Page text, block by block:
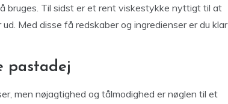
bruges. Til sidst er et rent viskestykke nyttigt til at
Med disse få redskaber og ingredienser er du klar
pastadej
men nøjagtighed og tålmodighed er nøglen til et